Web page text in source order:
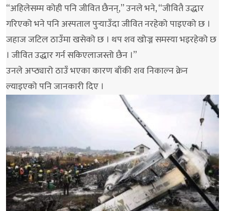
“अहिलेसम्म कोही पनि जीवित छैनन्,” उनले भने, “जीवितै उद्धार
गरिएको भने पनि अस्पताल पुर्‍याउँदा जीवित नरहेको पाइएको छ ।
जहाज जटिल ठाउँमा खसेको छ । थप शव खोज्न समस्या भइरहेको छ
। जीवित उद्धार गर्न सकिएलाजस्तो छैन ।”
उनले अप्ठ्यारो ठाउँ भएका कारण बाँकी शव निकाल्न क्रेन
ल्याइएको पनि जानकारी दिए ।